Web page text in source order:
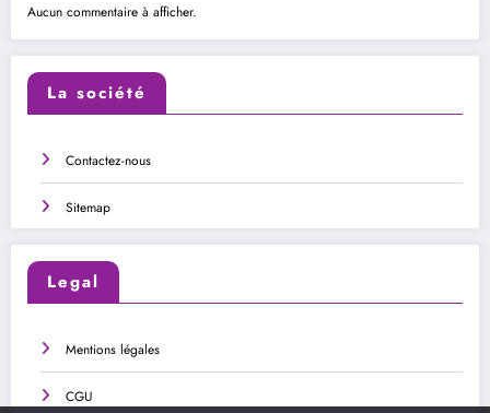
Aucun commentaire à afficher.
La société
Contactez-nous
Sitemap
Legal
Mentions légales
CGU